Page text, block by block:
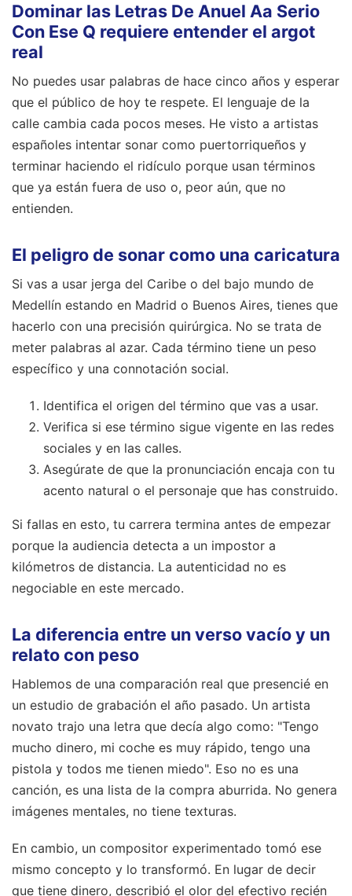
Dominar las Letras De Anuel Aa Serio
Con Ese Q requiere entender el argot
real
No puedes usar palabras de hace cinco años y esperar
que el público de hoy te respete. El lenguaje de la
calle cambia cada pocos meses. He visto a artistas
españoles intentar sonar como puertorriqueños y
terminar haciendo el ridículo porque usan términos
que ya están fuera de uso o, peor aún, que no
entienden.
El peligro de sonar como una caricatura
Si vas a usar jerga del Caribe o del bajo mundo de
Medellín estando en Madrid o Buenos Aires, tienes que
hacerlo con una precisión quirúrgica. No se trata de
meter palabras al azar. Cada término tiene un peso
específico y una connotación social.
Identifica el origen del término que vas a usar.
Verifica si ese término sigue vigente en las redes
sociales y en las calles.
Asegúrate de que la pronunciación encaja con tu
acento natural o el personaje que has construido.
Si fallas en esto, tu carrera termina antes de empezar
porque la audiencia detecta a un impostor a
kilómetros de distancia. La autenticidad no es
negociable en este mercado.
La diferencia entre un verso vacío y un
relato con peso
Hablemos de una comparación real que presencié en
un estudio de grabación el año pasado. Un artista
novato trajo una letra que decía algo como: "Tengo
mucho dinero, mi coche es muy rápido, tengo una
pistola y todos me tienen miedo". Eso no es una
canción, es una lista de la compra aburrida. No genera
imágenes mentales, no tiene texturas.
En cambio, un compositor experimentado tomó ese
mismo concepto y lo transformó. En lugar de decir
que tiene dinero, describió el olor del efectivo recién